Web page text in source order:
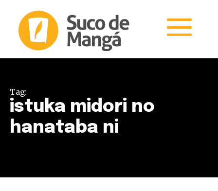
Tag:
istuka midori no
hanataba ni